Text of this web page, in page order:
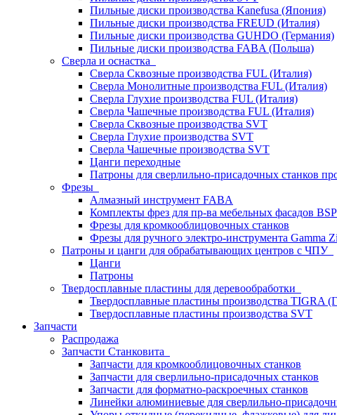
Пильные диски производства Kanefusa (Япония)
Пильные диски производства FREUD (Италия)
Пильные диски производства GUHDO (Германия)
Пильные диски производства FABA (Польша)
Сверла и оснастка
Сверла Сквозные производства FUL (Италия)
Сверла Монолитные производства FUL (Италия)
Сверла Глухие производства FUL (Италия)
Сверла Чашечные производства FUL (Италия)
Сверла Сквозные производства SVT
Сверла Глухие производства SVT
Сверла Чашечные производства SVT
Цанги переходные
Патроны для сверлильно-присадочных станков
Фрезы
Алмазный инструмент FABA
Комплекты фрез для пр-ва мебельных фасадов
Фрезы для кромкооблицовочных станков
Фрезы для ручного электро-инструмента Gamma
Патроны и цанги для обрабатывающих центров с ЧПУ
Цанги
Патроны
Твердосплавные пластины для деревообработки
Твердосплавные пластины производства TIGRA
Твердосплавные пластины производства SVT
Запчасти
Распродажа
Запчасти Станковита
Запчасти для кромкооблицовочных станков
Запчасти для сверлильно-присадочных станков
Запчасти для форматно-раскроечных станков
Линейки алюминиевые для сверлильно-